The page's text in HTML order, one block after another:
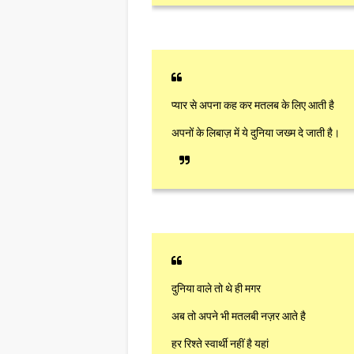
प्यार से अपना कह कर मतलब के लिए आती है
अपनों के लिबाज़ में ये दुनिया जख्म दे जाती है।
दुनिया वाले तो थे ही मगर
अब तो अपने भी मतलबी नज़र आते है
हर रिश्ते स्वार्थी नहीं है यहां